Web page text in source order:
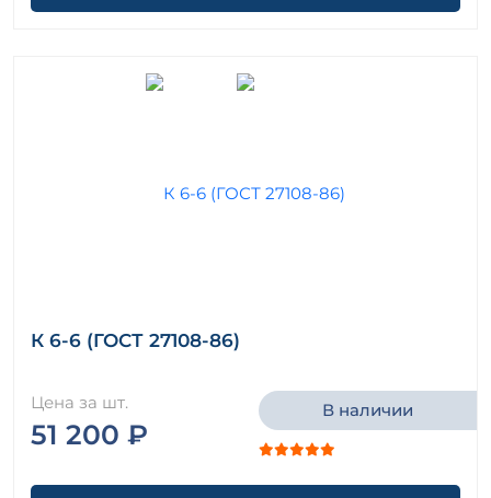
К 6-6 (ГОСТ 27108-86)
Цена за шт.
51 200 ₽
В наличии